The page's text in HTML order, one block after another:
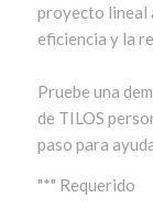
proyecto lineal
eficiencia y la
Pruebe una
de TILOS
paso para
"*" Requerido